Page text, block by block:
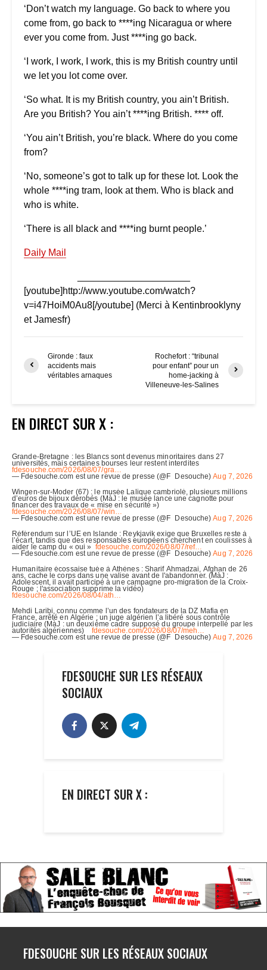
‘Don’t watch my language. Go back to where you
come from, go back to ****ing Nicaragua or where
ever you come from. Just ****ing go back.
‘I work, I work, I work, this is my British country until
we let you lot come over.
‘So what. It is my British country, you ain’t British.
Are you British? You ain’t ****ing British. **** off.
‘You ain’t British, you’re black. Where do you come
from?
‘No, someone’s got to talk up for these lot. Look the
whole ****ing tram, look at them. Who is black and
who is white.
‘There is all black and ****ing burnt people.’
Daily Mail
[youtube]http://www.youtube.com/watch?
v=i47HoiM0Au8[/youtube] (Merci à Kentinbrooklyny
et Jamesfr)
Gironde : faux
accidents mais
véritables arnaques
Rochefort : “tribunal
pour enfant” pour un
home-jacking à
Villeneuve-les-Salines
EN DIRECT SUR X :
FDESOUCHE SUR LES RÉSEAUX
SOCIAUX
EN DIRECT SUR X :
FDESOUCHE SUR LES RÉSEAUX SOCIAUX